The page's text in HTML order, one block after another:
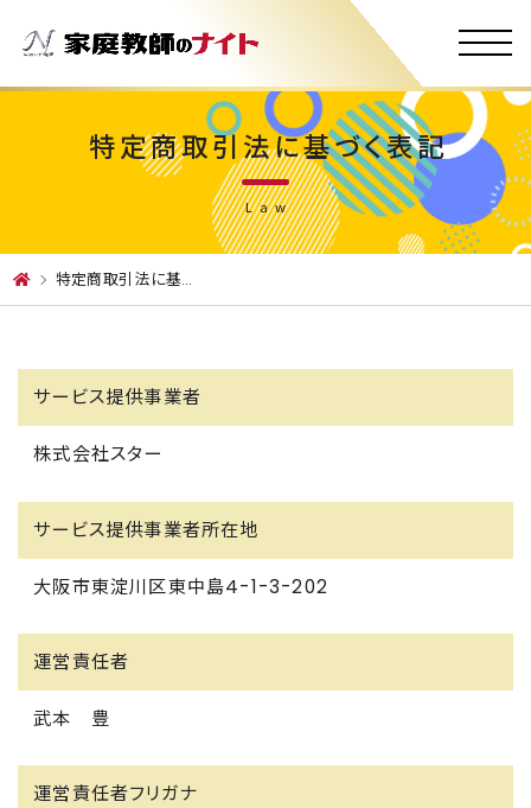
特定商取引法に基づく表記
Law
特定商取引法に基づく表示
サービス提供事業者
株式会社スター
サービス提供事業者所在地
大阪市東淀川区東中島4-1-3-202
運営責任者
武本 豊
運営責任者フリガナ